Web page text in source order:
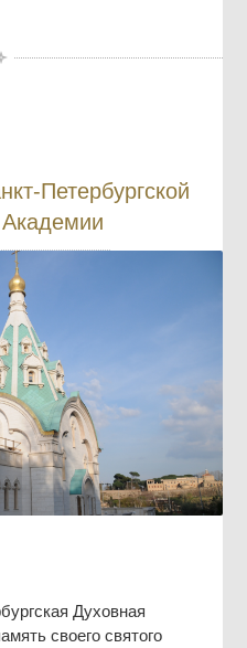
Петербургской
Духовная
своего святого